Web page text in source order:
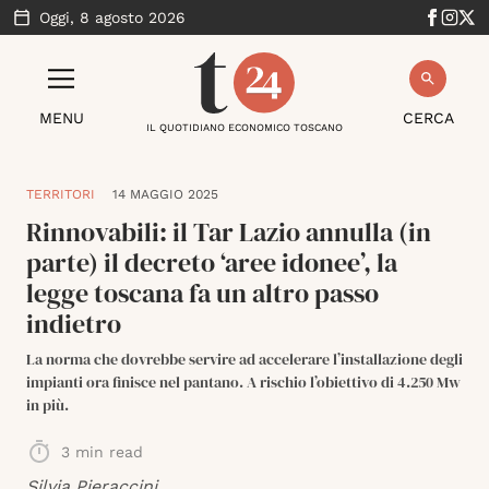
Oggi, 8 agosto 2026
MENU CERCA
IL QUOTIDIANO ECONOMICO TOSCANO
TERRITORI 14 MAGGIO 2025
Rinnovabili: il Tar Lazio annulla (in
parte) il decreto ‘aree idonee’, la
legge toscana fa un altro passo
indietro
La norma che dovrebbe servire ad accelerare l’installazione degli
impianti ora finisce nel pantano. A rischio l’obiettivo di 4.250 Mw
in più.
3 min read